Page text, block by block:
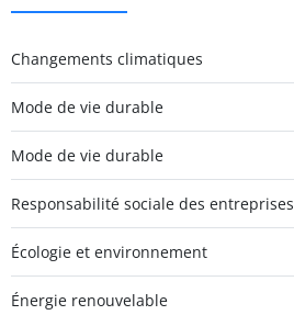
Changements climatiques
Mode de vie durable
Mode de vie durable
Responsabilité sociale des entreprises
Écologie et environnement
Énergie renouvelable